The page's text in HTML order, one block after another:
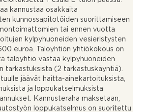
kannustaa osakkaita
kunnossapitotöiden suorittamiseen
tai ennen vuotta
kylpyhuoneiden vesieristysten
euroa. Taloyhtiön yhtiökokous on
taloyhtiö vastaa kylpyhuoneiden
tarkastuksista (2 tarkastuskäyntiä).
jäävät haitta-ainekartoituksista,
ja loppukatselmuksista
Kannusteraha maksetaan,
loppukatselmus on suoritettu